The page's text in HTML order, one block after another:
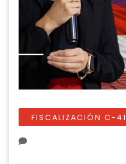
FISCALIZACIÓN C-41